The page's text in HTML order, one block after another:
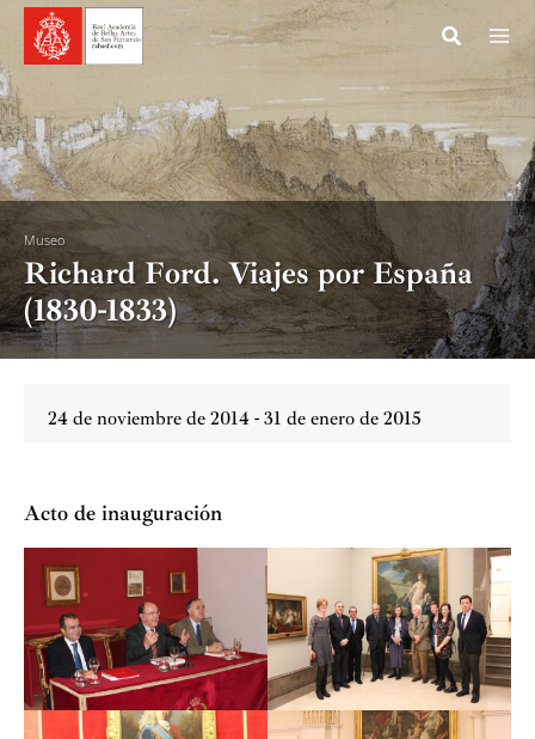
contenido
Museo
Richard Ford. Viajes por España
(1830-1833)
24 de noviembre de 2014 - 31 de enero de 2015
Acto de inauguración